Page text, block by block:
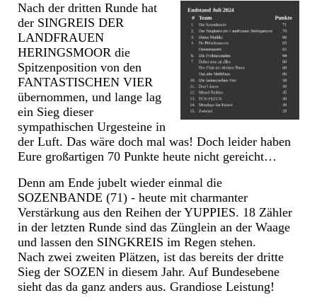
Nach der dritten Runde hat
der SINGREIS DER
LANDFRAUEN
HERINGSMOOR die
Spitzenposition von den
FANTASTISCHEN VIER
übernommen, und lange lag
ein Sieg dieser
sympathischen Urgesteine in
der Luft. Das wäre doch mal was! Doch leider haben
Eure großartigen 70 Punkte heute nicht gereicht…
Denn am Ende jubelt wieder einmal die
SOZENBANDE (71) - heute mit charmanter
Verstärkung aus den Reihen der YUPPIES. 18 Zähler
in der letzten Runde sind das Zünglein an der Waage
und lassen den SINGKREIS im Regen stehen.
Nach zwei zweiten Plätzen, ist das bereits der dritte
Sieg der SOZEN in diesem Jahr. Auf Bundesebene
sieht das da ganz anders aus. Grandiose Leistung!